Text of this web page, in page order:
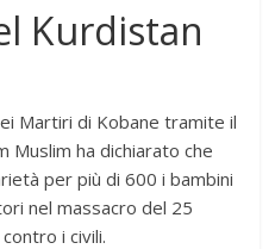
Kurdistan
Martiri di Kobane tramite il
Muslim ha dichiarato che
per più di 600 i bambini
nel massacro del 25
i civili.